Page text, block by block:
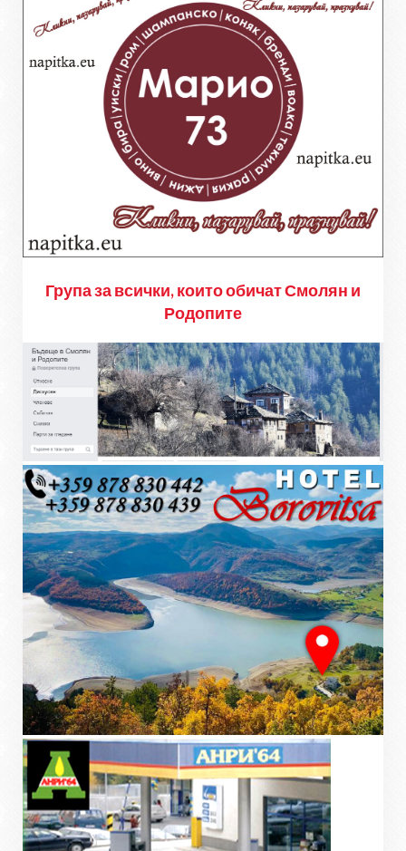
Група за всички, които обичат Смолян и
Родопите